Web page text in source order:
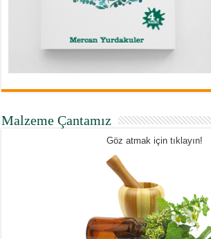
Malzeme Çantamız
Göz atmak için tıklayın!